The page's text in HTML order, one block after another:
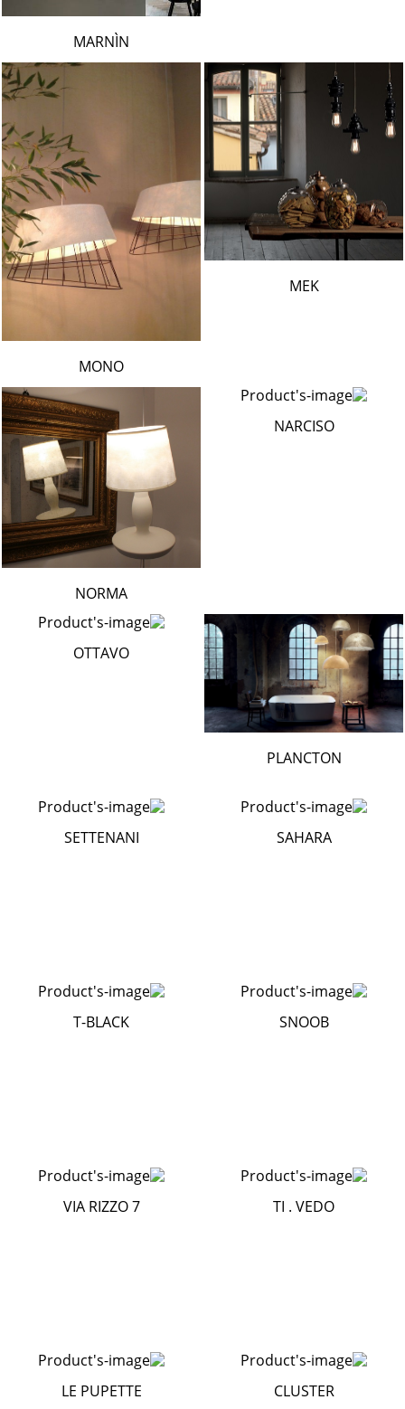
MARNÌN
MEK
MONO
NARCISO
NORMA
PLANCTON
OTTAVO
SAHARA
SETTENANI
SNOOB
T-BLACK
TI . VEDO
VIA RIZZO 7
CLUSTER
LE PUPETTE